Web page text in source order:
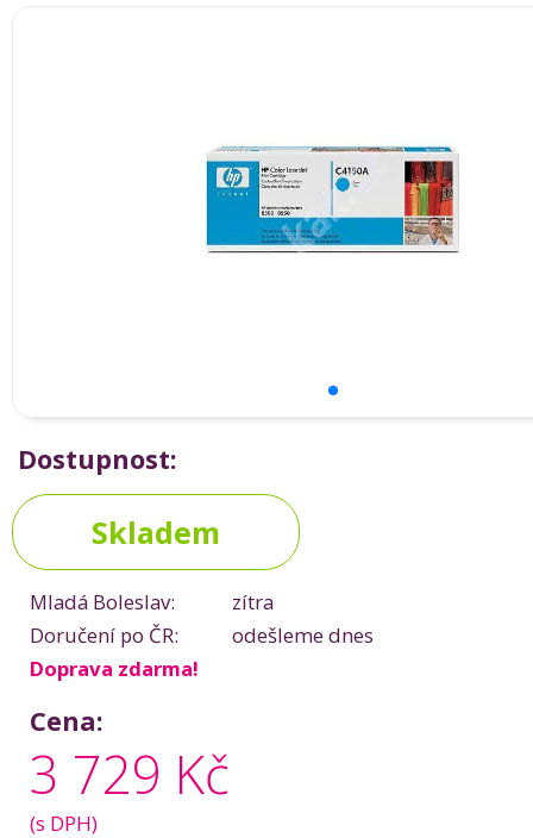
Dostupnost:
Skladem
Mladá Boleslav:
zítra
Doručení po ČR:
odešleme dnes
Doprava zdarma!
Cena:
3 729 Kč
(s DPH)